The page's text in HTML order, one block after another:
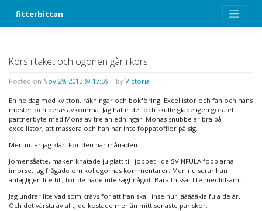
fitterbittan
Kors i taket och ögonen går i kors
Posted on Nov 29, 2013 @ 17:59 | by Victoria
En heldag med kvitton, räkningar och bokföring. Excellistor och fan och hans
moster och deras avkomma. Jag hatar det och skulle gladeligen göra ett
partnerbyte med Mona av tre anledningar. Monas snubbe är bra på
excellistor, att massera och han har inte foppatofflor på sig.
Men nu är jag klar. För den här månaden.
Jomensåatte, maken knatade ju glatt till jobbet i de SVINFULA fopplarna
imorse. Jag frågade om kollegornas kommentarer. Men nu surar han
antagligen lite till, för de hade inte sagt något. Bara fnissat lite medlidsamt.
Jag undrar lite vad som krävs för att han skall inse hur jäääääkla fula de är.
Och det värsta av allt, de kostade mer än mitt senaste par skor.